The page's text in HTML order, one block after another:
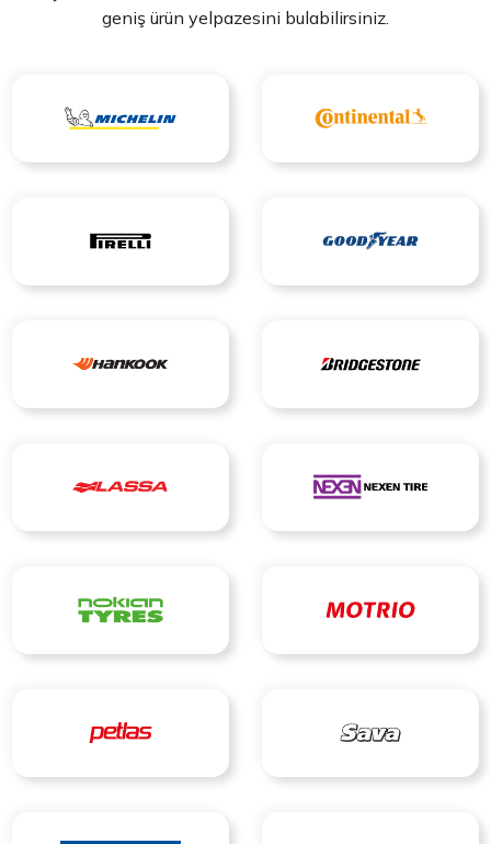
geniş ürün yelpazesini bulabilirsiniz.